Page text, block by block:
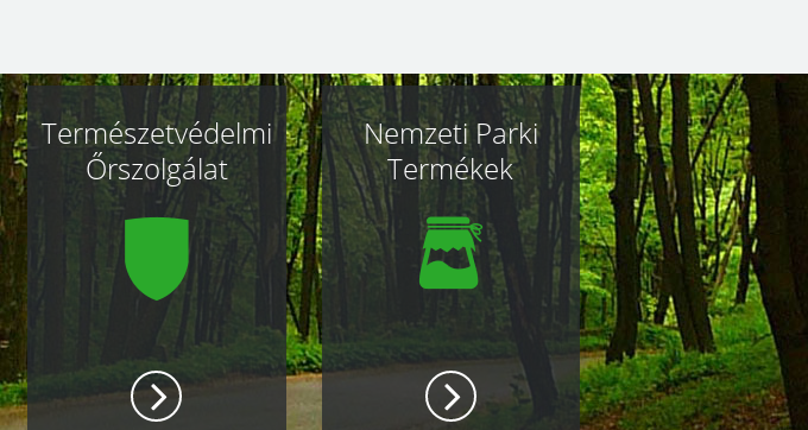
Természetvédelmi
Őrszolgálat
Nemzeti Parki
Termékek